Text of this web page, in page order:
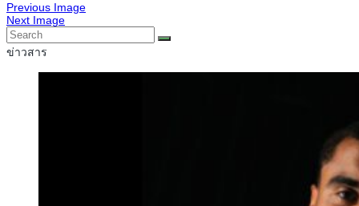
Previous Image
Next Image
ข่าวสาร